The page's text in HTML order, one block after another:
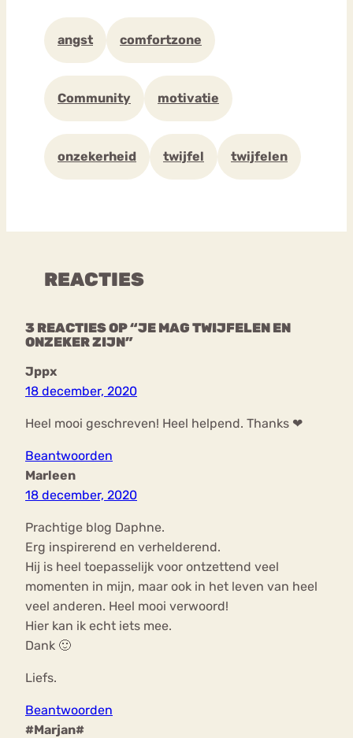
angst comfortzone
Community motivatie
onzekerheid twijfel twijfelen
REACTIES
3 REACTIES OP “JE MAG TWIJFELEN EN
ONZEKER ZIJN”
Jppx
18 december, 2020
Heel mooi geschreven! Heel helpend. Thanks ❤
Beantwoorden
Marleen
18 december, 2020
Prachtige blog Daphne.
Erg inspirerend en verhelderend.
Hij is heel toepasselijk voor ontzettend veel
momenten in mijn, maar ook in het leven van heel
veel anderen. Heel mooi verwoord!
Hier kan ik echt iets mee.
Dank 🙂
Liefs.
Beantwoorden
#Marjan#